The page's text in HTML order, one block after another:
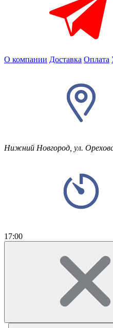
О компании Доставка Оплата
Нижний Новгород, ул.
17:00